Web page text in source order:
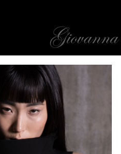
Un pantalone, un abito…infilare nel trolley,
Spirito di una donna
Ritratto di una